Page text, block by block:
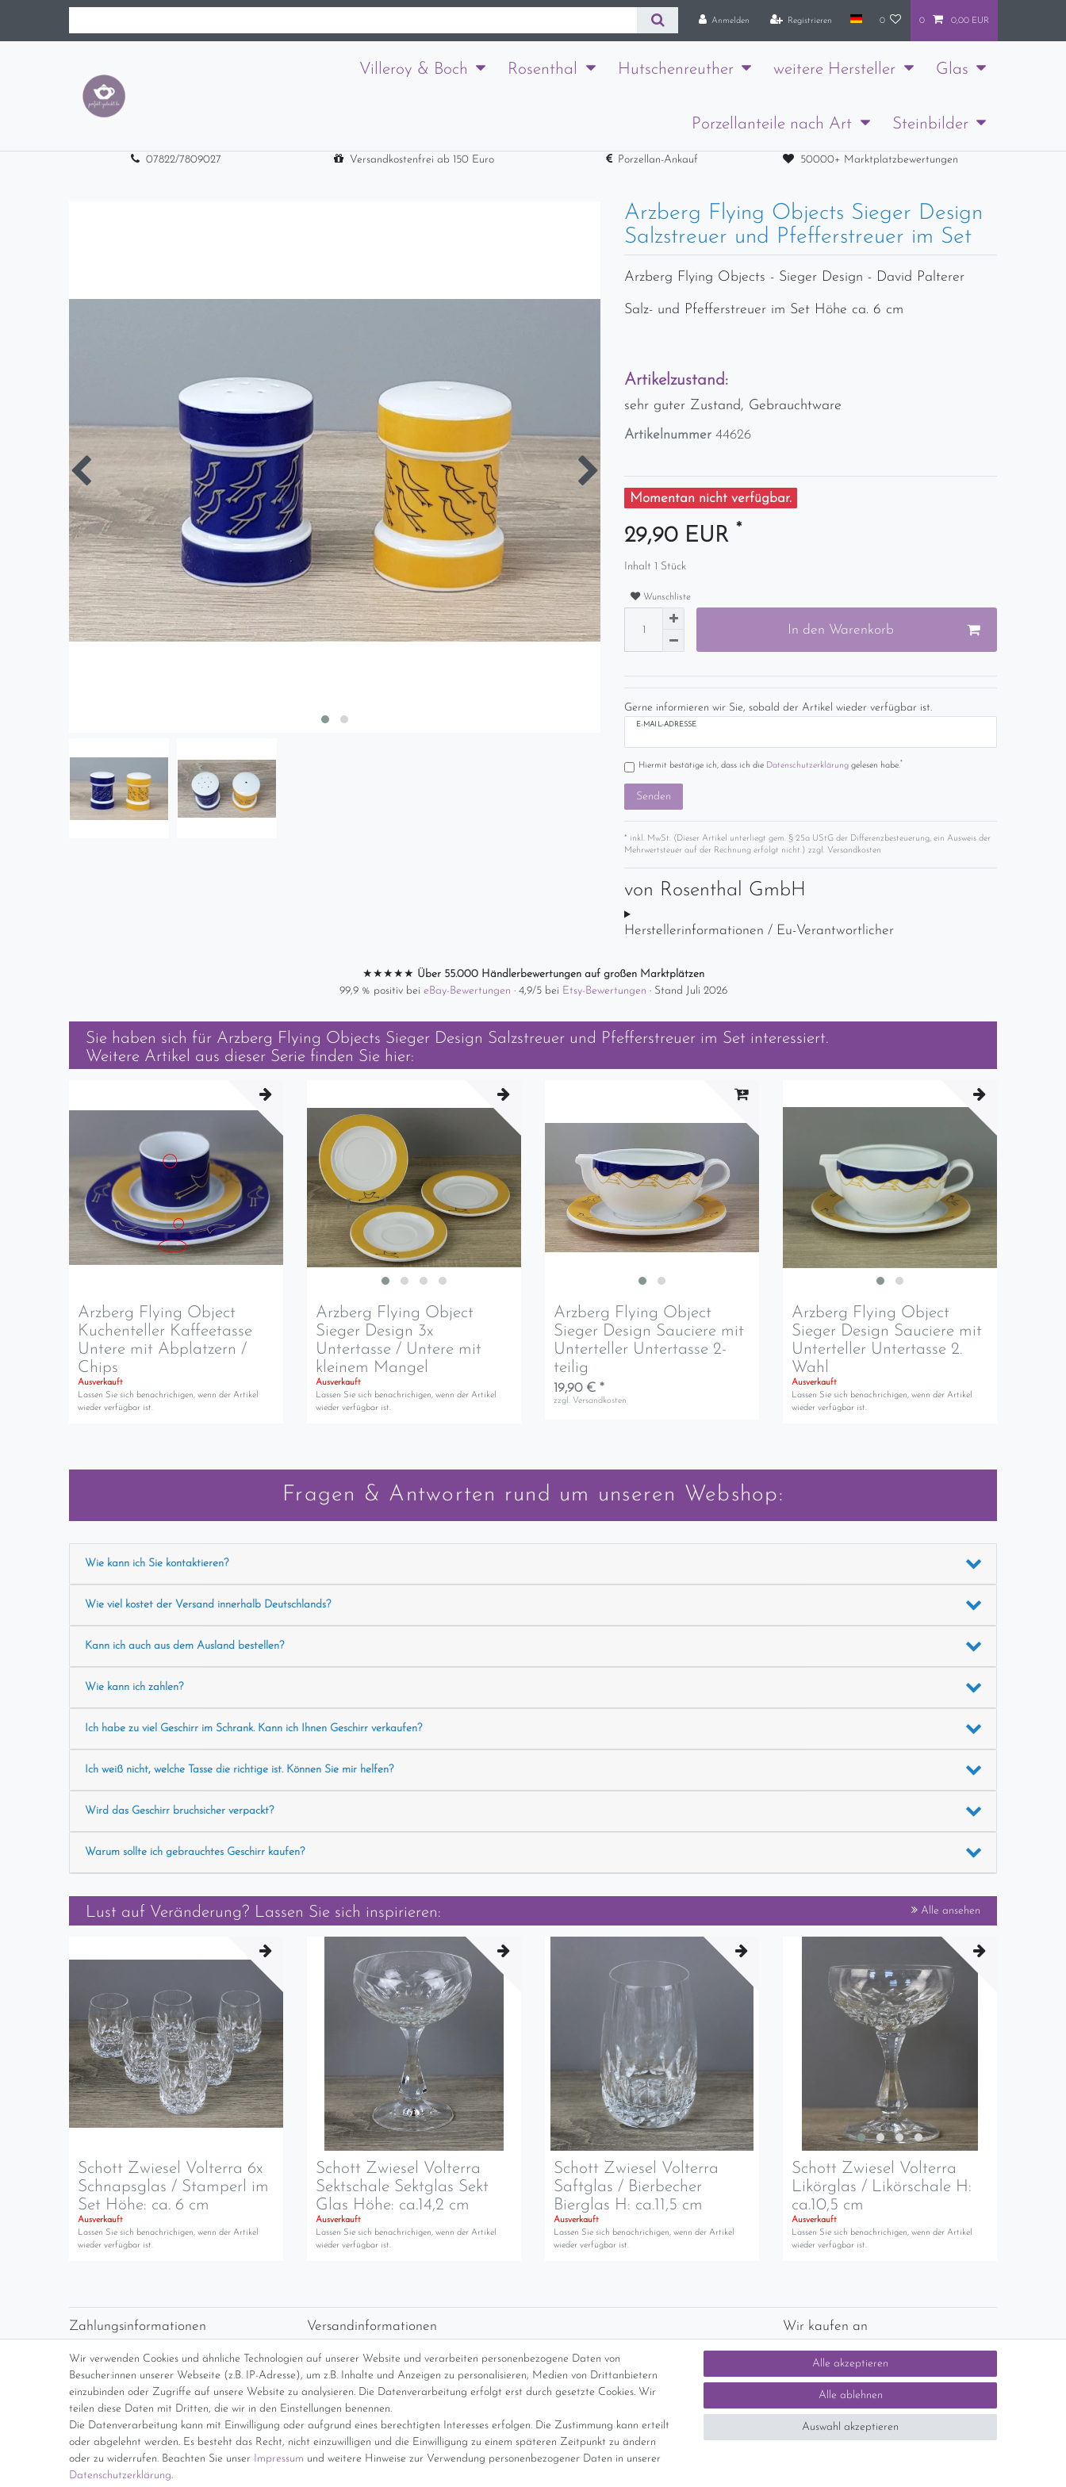
Anmelden Registrieren 0 0 0,00 EUR
Villeroy & Boch Rosenthal Hutschenreuther weitere Hersteller Glas
Porzellanteile nach Art Steinbilder
07822/7809027 Versandkostenfrei ab 150 Euro Porzellan-Ankauf 50000+ Marktplatzbewertungen
Arzberg Flying Objects Sieger Design
Salzstreuer und Pfefferstreuer im Set
Arzberg Flying Objects - Sieger Design - David Palterer
Salz- und Pfefferstreuer im Set Höhe ca. 6 cm
Artikelzustand:
sehr guter Zustand, Gebrauchtware
Artikelnummer 44626
Momentan nicht verfügbar.
29,90 EUR *
Inhalt 1 Stück
Wunschliste
In den Warenkorb
Gerne informieren wir Sie, sobald der Artikel wieder verfügbar ist.
E-MAIL-ADRESSE
Hiermit bestätige ich, dass ich die Daten­schutz­erklärunggelesen habe.*
Senden
* inkl. MwSt. (Dieser Artikel unterliegt gem. § 25a UStG der Differenzbesteuerung, ein Ausweis der
Mehrwertsteuer auf der Rechnung erfolgt nicht.) zzgl. Versandkosten
von Rosenthal GmbH
Herstellerinformationen / Eu-Verantwortlicher
★★★★★ Über 55.000 Händlerbewertungen auf großen Marktplätzen
99,9 % positiv bei eBay-Bewertungen · 4,9/5 bei Etsy-Bewertungen · Stand Juli 2026
Sie haben sich für Arzberg Flying Objects Sieger Design Salzstreuer und Pfefferstreuer im Set interessiert.
Weitere Artikel aus dieser Serie finden Sie hier:
Arzberg Flying Object
Kuchenteller Kaffeetasse
Untere mit Abplatzern /
Chips
Ausverkauft
Lassen Sie sich benachrichigen, wenn der Artikel
wieder verfügbar ist.
Arzberg Flying Object
Sieger Design 3x
Untertasse / Untere mit
kleinem Mangel
Ausverkauft
Lassen Sie sich benachrichigen, wenn der Artikel
wieder verfügbar ist.
Arzberg Flying Object
Sieger Design Sauciere mit
Unterteller Untertasse 2-
teilig
19,90 € *
zzgl. Versandkosten
Arzberg Flying Object
Sieger Design Sauciere mit
Unterteller Untertasse 2.
Wahl
Ausverkauft
Lassen Sie sich benachrichigen, wenn der Artikel
wieder verfügbar ist.
Fragen & Antworten rund um unseren Webshop:
Wie kann ich Sie kontaktieren?
Wie viel kostet der Versand innerhalb Deutschlands?
Kann ich auch aus dem Ausland bestellen?
Wie kann ich zahlen?
Ich habe zu viel Geschirr im Schrank. Kann ich Ihnen Geschirr verkaufen?
Ich weiß nicht, welche Tasse die richtige ist. Können Sie mir helfen?
Wird das Geschirr bruchsicher verpackt?
Warum sollte ich gebrauchtes Geschirr kaufen?
Lust auf Veränderung? Lassen Sie sich inspirieren: Alle ansehen
Schott Zwiesel Volterra 6x
Schnapsglas / Stamperl im
Set Höhe: ca. 6 cm
Ausverkauft
Lassen Sie sich benachrichigen, wenn der Artikel
wieder verfügbar ist.
Schott Zwiesel Volterra
Sektschale Sektglas Sekt
Glas Höhe: ca.14,2 cm
Ausverkauft
Lassen Sie sich benachrichigen, wenn der Artikel
wieder verfügbar ist.
Schott Zwiesel Volterra
Saftglas / Bierbecher
Bierglas H: ca.11,5 cm
Ausverkauft
Lassen Sie sich benachrichigen, wenn der Artikel
wieder verfügbar ist.
Schott Zwiesel Volterra
Likörglas / Likörschale H:
ca.10,5 cm
Ausverkauft
Lassen Sie sich benachrichigen, wenn der Artikel
wieder verfügbar ist.
Wir verwenden Cookies und ähnliche Technologien auf unserer Website und verarbeiten personenbezogene Daten von
Besucher:innen unserer Webseite (z.B. IP-Adresse), um z.B. Inhalte und Anzeigen zu personalisieren, Medien von Drittanbietern
einzubinden oder Zugriffe auf unsere Website zu analysieren. Die Datenverarbeitung erfolgt erst durch gesetzte Cookies. Wir
teilen diese Daten mit Dritten, die wir in den Einstellungen benennen.
Die Datenverarbeitung kann mit Einwilligung oder aufgrund eines berechtigten Interesses erfolgen. Die Zustimmung kann erteilt
oder abgelehnt werden. Es besteht das Recht, nicht einzuwilligen und die Einwilligung zu einem späteren Zeitpunkt zu ändern
oder zu widerrufen. Beachten Sie unser Impressum und weitere Hinweise zur Verwendung personenbezogener Daten in unserer
Daten­schutz­erklärung.
Alle akzeptieren
Alle ablehnen
Auswahl akzeptieren
Zahlungsinformationen
Paypal
Abholung
Versandinformationen
Versand per GLS (6,90 Euro) oder DHL (8,49 Euro ) inkl. MwSt. (innerhalb Deutschlands)
kostenfreie Lieferung ab 150 Euro Warenwert (innerhalb Deutschlands)
Übersicht Internationale Versandkosten
Wir kaufen an
Sie haben zuviel Porzellan im Schrank? Gerne
kaufen wir dieses an. Einfach unverbindliches
Angebot anfordern.
*Endpreis inkl. MwSt. (Dieser Artikel unterliegt gem. § 25a UStG der Differenzbesteuerung, ein Ausweis der Mehrwertsteuer auf der Rechnung erfolgt nicht.)